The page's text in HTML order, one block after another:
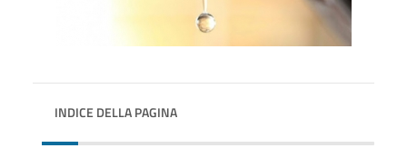
INDICE DELLA PAGINA